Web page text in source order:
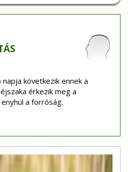
következik ennek a
érkezik meg a
a forróság.